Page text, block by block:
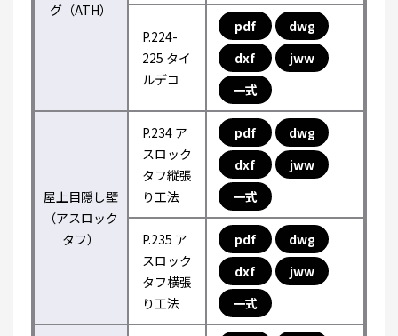
グ（ATH）
P.224-
225 タイ
ルデコ
pdf
dwg
dxf
jww
一式
屋上目隠し壁
（アスロック
タフ）
P.234 ア
スロック
タフ縦張
り工法
pdf
dwg
dxf
jww
一式
P.235 ア
スロック
タフ横張
り工法
pdf
dwg
dxf
jww
一式